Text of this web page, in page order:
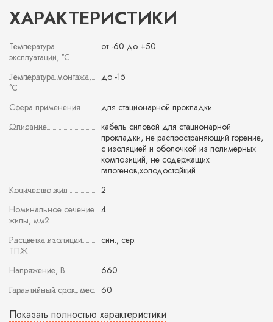
ХАРАКТЕРИСТИКИ
Температура
эксплуатации, °С
от -60 до +50
Температура монтажа,
°С
до -15
Сфера применения
для стационарной прокладки
Описание
кабель силовой для стационарной
прокладки, не распространяющий горение,
с изоляцией и оболочкой из полимерных
композиций, не содержащих
галогенов,холодостойкий
Количество жил
2
Номинальное сечение
жилы, мм2
4
Расцветка изоляции
ТПЖ
син., сер.
Напряжение, В
660
Гарантийный срок, мес
60
Показать полностью характеристики